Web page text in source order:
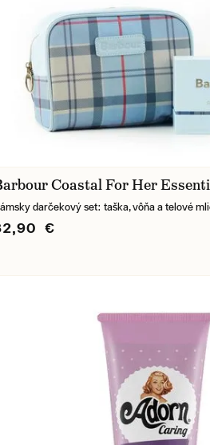
Coastal For Her
darčekový set: taška, vôňa a telové
€